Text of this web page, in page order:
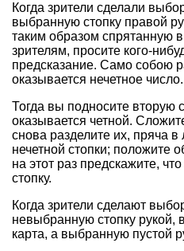
Когда зрители сделали
выбранную стопку правой
таким образом спрятанную
зрителям, просите кого-
предсказание. Само собою
оказывается нечетное число.
Тогда вы подносите вторую
оказывается четной.
снова разделите их, пряча
нечетной стопки; положите
на этот раз предскажите,
стопку.
Когда зрители сделают
невыбранную стопку рукой,
карта, а выбранную пустой